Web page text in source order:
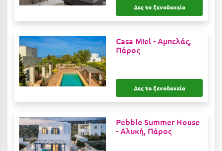
Κασσάνδρα
Καστοριά
Κατερίνη
Κέα - Τζιά
Κερατέα
Κέρκυρα
Κεφαλονιά
Κοζάνη
Δες το ξενοδοχείο
Casa Miel -Αμπελάς,
Πάρος
Δες το ξενοδοχείο
Pebble Summer House
-Αλυκή, Πάρος